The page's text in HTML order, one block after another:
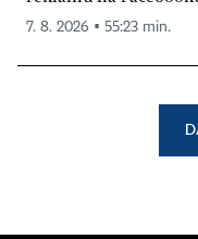
7. 8. 2026 ▪ 55:23 min.